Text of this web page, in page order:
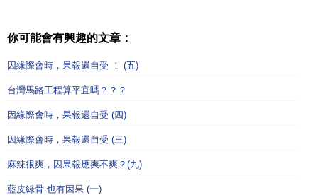
你可能會有興趣的文章：
因緣際會時，果報還自受 ！ (五)
台灣馬路工程算平宜嗎？？？
因緣際會時，果報還自受 (四)
因緣際會時，果報還自受 (三)
麻辣很爽，因果報應爽不爽？(九)
藍皮綠骨 也有因果 (一)